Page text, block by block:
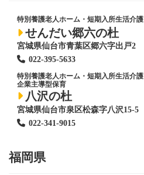
特別養護老人ホーム ・短期入所生活介護
せんだい郷六の杜
宮城県仙台市青葉区郷六字出戸2
022-395-5633
特別養護老人ホーム ・短期入所生活介護
企業主導型保育
八沢の杜
宮城県仙台市泉区松森字八沢15-5
022-341-9015
福岡県